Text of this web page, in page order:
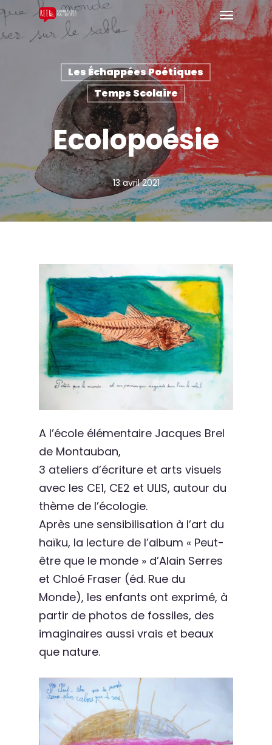
Les Échappées Poétiques
Temps Scolaire
Ecolopoésie
13 avril 2021
A l’école élémentaire Jacques Brel
de Montauban,
3 ateliers d’écriture et arts visuels
avec les CE1, CE2 et ULIS, autour du
thème de l’écologie.
Après une sensibilisation à l’art du
haïku, la lecture de l’album « Peut-
être que le monde » d’Alain Serres
et Chloé Fraser (éd. Rue du
Monde), les enfants ont exprimé, à
partir de photos de fossiles, des
imaginaires aussi vrais et beaux
que nature.